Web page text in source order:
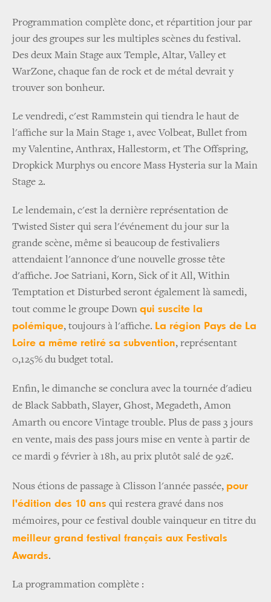
Programmation complète donc, et répartition jour par
jour des groupes sur les multiples scènes du festival.
Des deux Main Stage aux Temple, Altar, Valley et
WarZone, chaque fan de rock et de métal devrait y
trouver son bonheur.
Le vendredi, c'est Rammstein qui tiendra le haut de
l'affiche sur la Main Stage 1, avec Volbeat, Bullet from
my Valentine, Anthrax, Hallestorm, et The Offspring,
Dropkick Murphys ou encore Mass Hysteria sur la Main
Stage 2.
Le lendemain, c'est la dernière représentation de
Twisted Sister qui sera l'événement du jour sur la
grande scène, même si beaucoup de festivaliers
attendaient l'annonce d'une nouvelle grosse tête
d'affiche. Joe Satriani, Korn, Sick of it All, Within
Temptation et Disturbed seront également là samedi,
tout comme le groupe Down qui suscite la
polémique, toujours à l'affiche. La région Pays de La
Loire a même retiré sa subvention, représentant
0,125% du budget total.
Enfin, le dimanche se conclura avec la tournée d'adieu
de Black Sabbath, Slayer, Ghost, Megadeth, Amon
Amarth ou encore Vintage trouble. Plus de pass 3 jours
en vente, mais des pass jours mise en vente à partir de
ce mardi 9 février à 18h, au prix plutôt salé de 92€.
Nous étions de passage à Clisson l'année passée, pour
l'édition des 10 ans qui restera gravé dans nos
mémoires, pour ce festival double vainqueur en titre du
meilleur grand festival français aux Festivals
Awards.
La programmation complète :